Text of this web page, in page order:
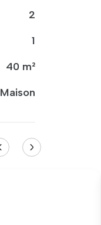
2
1
40 m²
Maison